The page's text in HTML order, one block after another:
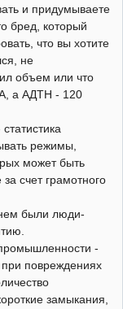
и придумываете
бред, который
что вы хотите
не
объем или что
а АДТН - 120
режимы,
может быть
счет грамотного
были люди-
-
повреждениях
замыкания,